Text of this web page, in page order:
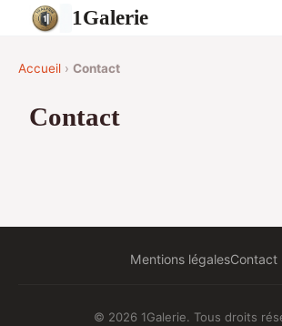
1Galerie
Accueil › Contact
Contact
Mentions légalesContact
© 2026 1Galerie. Tous droits